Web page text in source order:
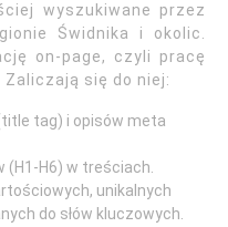
wyszukiwane przez
Świdnika i okolic.
on-page, czyli pracę
się do niej:
tag) i opisów meta
(H1-H6) w treściach.
unikalnych
do słów kluczowych.